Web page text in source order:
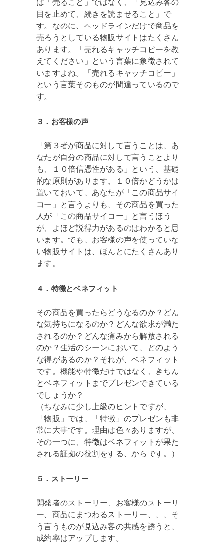
は「売ること」ではなく、「見込み客の
目を止めて、続きを読ませること」で
す。なのに、ヘッドラインだけで商品を
売ろうとしている物販サイトはたくさん
あります。「売れるキャッチコピーを教
えてください」という言葉に象徴されて
いますよね。「売れるキャッチコピー」
という言葉そのものが間違っているので
す。
３．お客様の声
「第３者が商品に対して言うことは、あ
なたが自分の商品に対して言うことより
も、１０倍信憑性がある」という、基礎
的な原則があります。１０倍かどうかは
置いておいて、あなたが「この商品サイ
コー」と言うよりも、その商品を買った
人が「この商品サイコー」と言うほう
が、よほど説得力があるのはわかると思
います。でも、お客様の声を使っていな
い物販サイトは、ほんとにたくさんあり
ます。
４．特徴とベネフィット
その商品を買ったらどうなるのか？どん
な気持ちになるのか？どんな欲求が満た
されるのか？どんな痛みから解放される
のか？生活のシーンにおいて、どのよう
な得があるのか？それが、ベネフィット
です。機能や特徴だけではなく、きちん
とベネフィットまでプレゼンできている
でしょうか？
（ちなみに少し上級のヒントですが、
「物販」では、「特徴」のプレゼンも非
常に大事です。理由は色々ありますが、
その一つに、特徴はベネフィットが果た
される証拠の役割をする、からです。）
５．ストーリー
開発者のストーリー、お客様のストーリ
ー、商品にまつわるストーリー、、、そ
う言うものが見込み客の共感を誘うと、
成約率はアップします。